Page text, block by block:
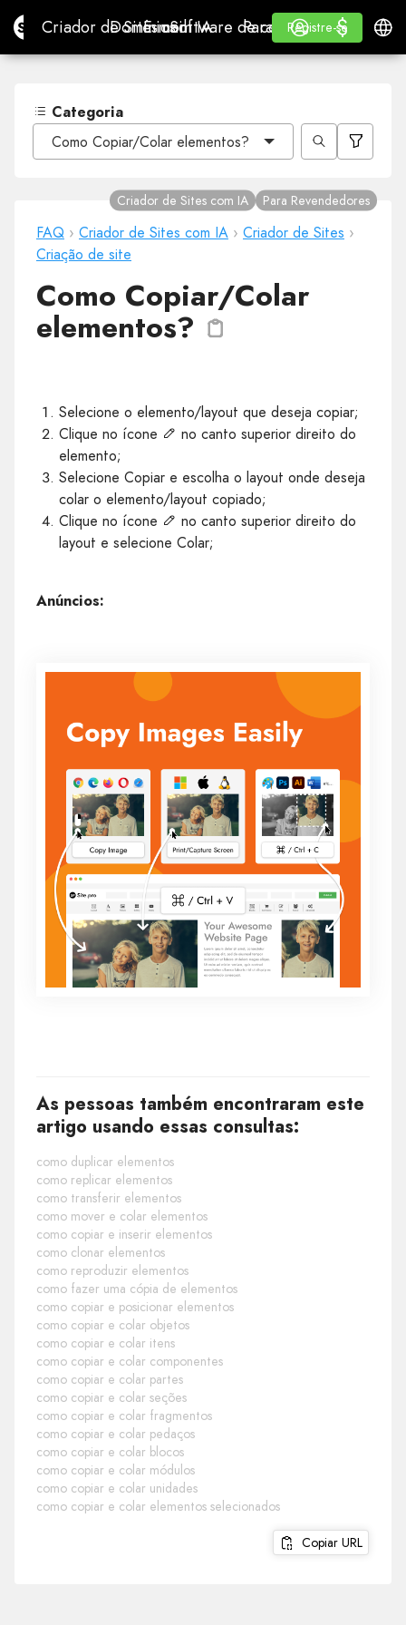
Site.proCriador de Sites com IA
Criador de Sites com IA
Domínios
Domínios
E-mail
E-mailSoftware de contabilidade
Software de contabilidade
Para
Para Revendedores
WHITE LABEL
Aprender
Aprender
Registre-se
Registre-se
Iniciar Sessão
$
$
Categoria
Como Copiar/Colar elementos?
FAQ › Criador de Sites com IA › Criador de Sites ›
Criação de site
Criador de Sites com IA Para Revendedores
Como Copiar/Colar
elementos?
Selecione o elemento/layout que deseja copiar;
Clique no ícone
no canto superior direito do
elemento;
Selecione Copiar e escolha o layout onde deseja
colar o elemento/layout copiado;
Clique no ícone
no canto superior direito do
layout e selecione Colar;
Anúncios:
As pessoas também encontraram este
artigo usando essas consultas:
como duplicar elementos
como replicar elementos
como transferir elementos
como mover e colar elementos
como copiar e inserir elementos
como clonar elementos
como reproduzir elementos
como fazer uma cópia de elementos
como copiar e posicionar elementos
como copiar e colar objetos
como copiar e colar itens
como copiar e colar componentes
como copiar e colar partes
como copiar e colar seções
como copiar e colar fragmentos
como copiar e colar pedaços
como copiar e colar blocos
como copiar e colar módulos
como copiar e colar unidades
como copiar e colar elementos selecionados
Copiar URL